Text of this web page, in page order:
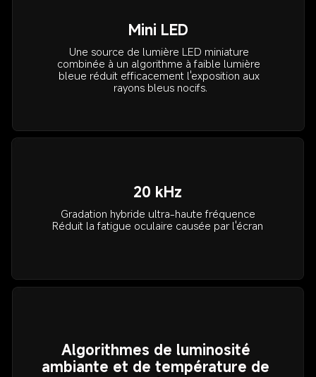
Mini LED
Une source de lumière LED miniature
combinée à un algorithme à faible lumière
bleue réduit efficacement l'exposition aux
rayons bleus nocifs.
20 kHz
Gradation hybride ultra-haute fréquence
Réduit la fatigue oculaire causée par l'écran
Algorithmes de luminosité
ambiante et de température de